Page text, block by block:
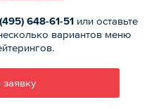
648-61-51или оставьте
вариантов меню
заявку